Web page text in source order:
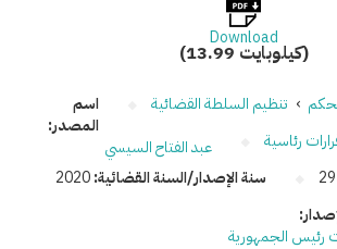
Download
(13.99 كيلوبايت)
› تنظيم السلطة القضائية
رئاسية
سنة الإصدار/السنة القضائية:2020
اسم
المصدر:
عبد الفتاح السيسي
الجمهورية